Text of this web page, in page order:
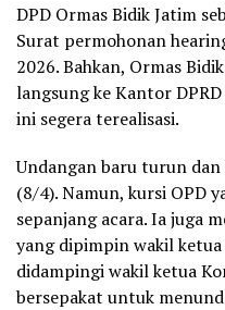
DPD Ormas Bidik Jatim
Surat permohonan
2026. Bahkan, Ormas
langsung ke Kantor
ini segera terealisasi.
Undangan baru turun
(8/4). Namun, kursi OPD
sepanjang acara. Ia juga
yang dipimpin wakil ketua
didampingi wakil ketua
bersepakat untuk